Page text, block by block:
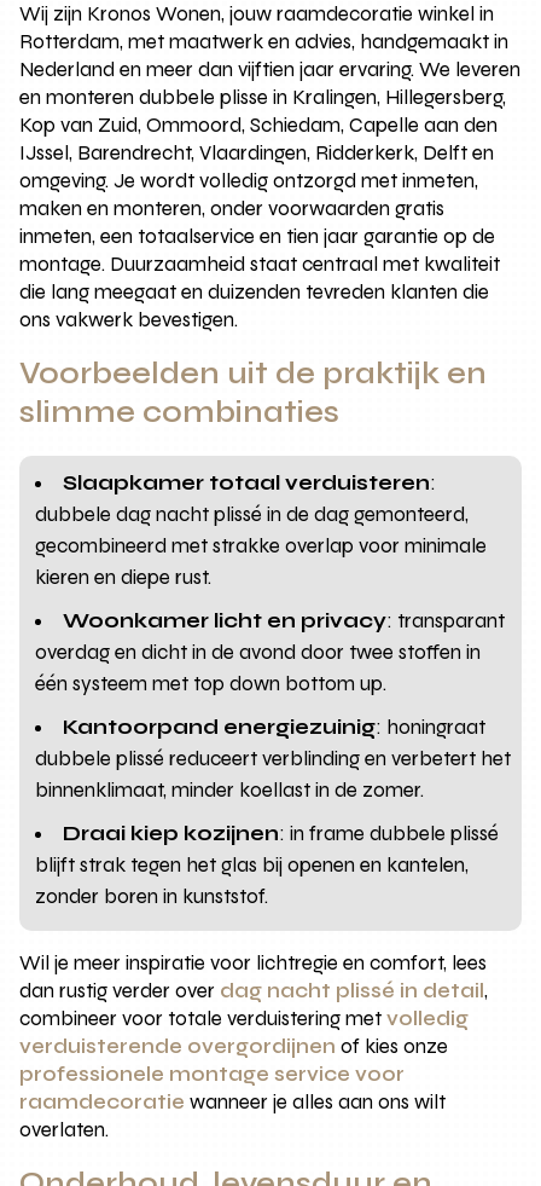
Wij zijn Kronos Wonen, jouw raamdecoratie winkel in
Rotterdam, met maatwerk en advies, handgemaakt in
Nederland en meer dan vijftien jaar ervaring. We leveren
en monteren dubbele plisse in Kralingen, Hillegersberg,
Kop van Zuid, Ommoord, Schiedam, Capelle aan den
IJssel, Barendrecht, Vlaardingen, Ridderkerk, Delft en
omgeving. Je wordt volledig ontzorgd met inmeten,
maken en monteren, onder voorwaarden gratis
inmeten, een totaalservice en tien jaar garantie op de
montage. Duurzaamheid staat centraal met kwaliteit
die lang meegaat en duizenden tevreden klanten die
ons vakwerk bevestigen.
Voorbeelden uit de praktijk en
slimme combinaties
Slaapkamer totaal verduisteren:
dubbele dag nacht plissé in de dag gemonteerd,
gecombineerd met strakke overlap voor minimale
kieren en diepe rust.
Woonkamer licht en privacy: transparant
overdag en dicht in de avond door twee stoffen in
één systeem met top down bottom up.
Kantoorpand energiezuinig: honingraat
dubbele plissé reduceert verblinding en verbetert het
binnenklimaat, minder koellast in de zomer.
Draai kiep kozijnen: in frame dubbele plissé
blijft strak tegen het glas bij openen en kantelen,
zonder boren in kunststof.
Wil je meer inspiratie voor lichtregie en comfort, lees
dan rustig verder over dag nacht plissé in detail,
combineer voor totale verduistering metvolledig
verduisterende overgordijnen of kies onze
professionele montage service voor
raamdecoratie wanneer je alles aan ons wilt
overlaten.